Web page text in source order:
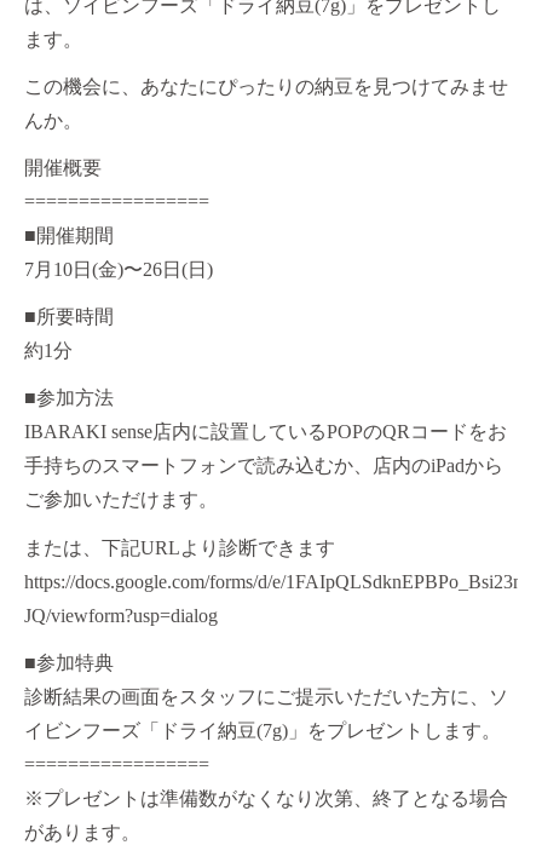
は、ソイビンフーズ「ドライ納豆(7g)」をプレゼントし
ます。
この機会に、あなたにぴったりの納豆を見つけてみませ
んか。
開催概要
=================
■開催期間
7月10日(金)〜26日(日)
■所要時間
約1分
■参加方法
IBARAKI sense店内に設置しているPOPのQRコードをお
手持ちのスマートフォンで読み込むか、店内のiPadから
ご参加いただけます。
または、下記URLより診断できます
https://docs.google.com/forms/d/e/
JQ/viewform?usp=dialog
■参加特典
診断結果の画面をスタッフにご提示いただいた方に、ソ
イビンフーズ「ドライ納豆(7g)」をプレゼントします。
=================
※プレゼントは準備数がなくなり次第、終了となる場合
があります。